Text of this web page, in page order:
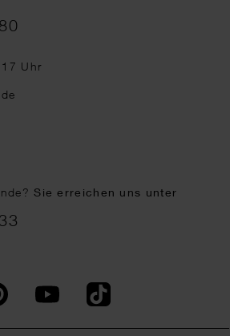
Uhr
Sie erreichen uns unter
PinterestYouTubeTikTok